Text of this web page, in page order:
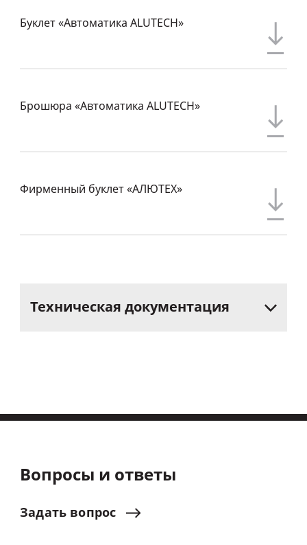
Буклет «Автоматика ALUTECH»
Брошюра «Автоматика ALUTECH»
Фирменный буклет «АЛЮТЕХ»
Техническая документация
Вопросы и ответы
Задать вопрос